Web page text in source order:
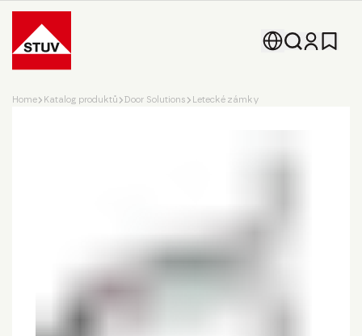
Go To the Homepage
Home Katalog produktů Door Solutions Letecké zámky